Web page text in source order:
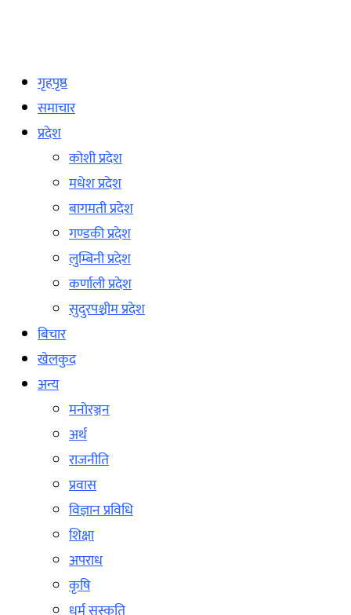
गृहपृष्ठ
समाचार
प्रदेश
कोशी प्रदेश
मधेश प्रदेश
बागमती प्रदेश
गण्डकी प्रदेश
लुम्बिनी प्रदेश
कर्णाली प्रदेश
सुदुरपश्चीम प्रदेश
बिचार
खेलकुद
अन्य
मनोरञ्जन
अर्थ
राजनीति
प्रवास
विज्ञान प्रविधि
शिक्षा
अपराध
कृषि